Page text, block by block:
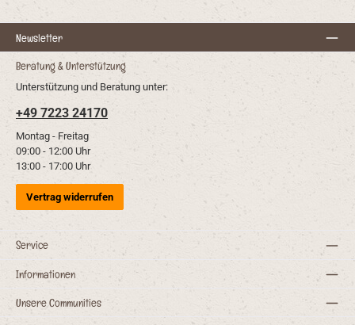
Newsletter
Service
Informationen
Beratung & Unterstützung
Unterstützung und Beratung unter:
+49 7223 24170
Montag - Freitag
09:00 - 12:00 Uhr
13:00 - 17:00 Uhr
Vertrag widerrufen
Unsere Communities